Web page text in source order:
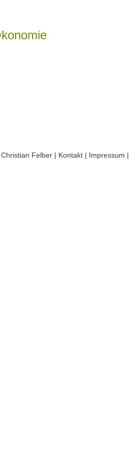
Christian Felber | Kontakt | Impressum |